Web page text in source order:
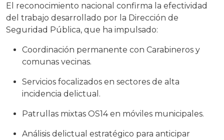
El reconocimiento nacional confirma la efectividad
del trabajo desarrollado por la Dirección de
Seguridad Pública, que ha impulsado:
Coordinación permanente con Carabineros y
comunas vecinas.
Servicios focalizados en sectores de alta
incidencia delictual.
Patrullas mixtas OS14 en móviles municipales.
Análisis delictual estratégico para anticipar